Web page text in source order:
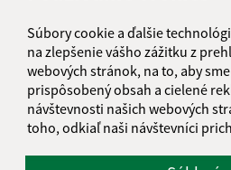
Súbory cookie a ďalšie
na zlepšenie vášho zážitku z
webových stránok, na to, aby
prispôsobený obsah a cielené
návštevnosti našich webových
toho, odkiaľ naši návštevníci
RSS
Správca
Správca obsahu je Obec
Vytvorené v súlade s
elektronických